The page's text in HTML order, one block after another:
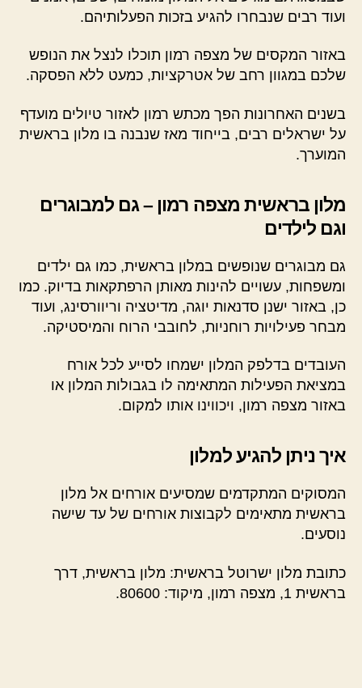
ועוד רבים שנבחרו להגיע בזכות הפעלותיהם.
באזור המקסים של מצפה רמון תוכלו לנצל את הנופש
שלכם במגוון רחב של אטרקציות, כמעט ללא הפסקה.
בשנים האחרונות הפך מכתש רמון לאזור טיולים מועדף
על ישראלים רבים, בייחוד מאז שנבנה בו מלון בראשית
המוערך.
מלון בראשית מצפה רמון – גם למבוגרים
וגם לילדים
גם מבוגרים שנופשים במלון בראשית, כמו גם ילדים
ומשפחות, עשויים להינות מאותן הרפתקאות בדיוק. כמו
כן, באזור ישנן סדנאות יוגה, מדיטציה וריוורסינג, ועוד
מבחר פעילויות רוחניות, לחובבי הרוח והמיסטיקה.
העובדים בדלפק המלון ישמחו לסייע לכל אורח
במציאת הפעילות המתאימה לו בגבולות המלון או
באזור מצפה רמון, ויכווינו אותו למקום.
איך ניתן להגיע למלון
המסוקים המתקדמים שמסיעים אורחים אל מלון
בראשית מתאימים לקבוצות אורחים של עד שישה
נוסעים.
כתובת מלון ישרוטל בראשית: מלון בראשית, דרך
בראשית 1, מצפה רמון, מיקוד: 80600.